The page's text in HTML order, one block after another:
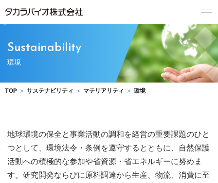
Sustainability
環境
TOP サステナビリティ マテリアリティ 環境
地球環境の保全と事業活動の調和を経営の重要課題のひと
つとして、環境法令・条例を遵守するとともに、自然保護
活動への積極的な参加や省資源・省エネルギーに努めま
す。研究開発ならびに原料調達から生産、物流、消費に至